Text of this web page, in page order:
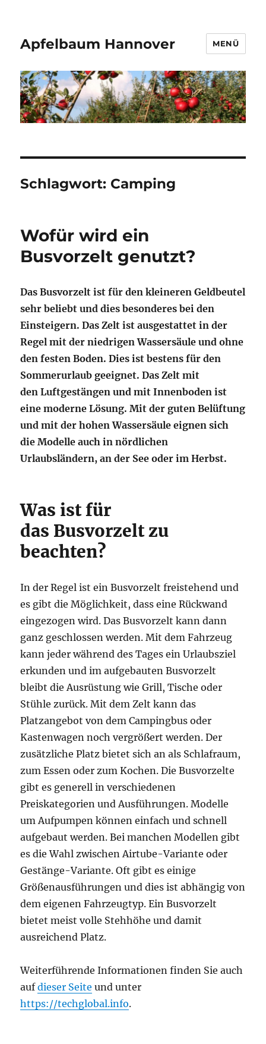
Apfelbaum Hannover MENÜ
Schlagwort: Camping
Wofür wird ein
Busvorzelt genutzt?
Das Busvorzelt ist für den kleineren Geldbeutel
sehr beliebt und dies besonderes bei den
Einsteigern. Das Zelt ist ausgestattet in der
Regel mit der niedrigen Wassersäule und ohne
den festen Boden. Dies ist bestens für den
Sommerurlaub geeignet. Das Zelt mit
den Luftgestängen und mit Innenboden ist
eine moderne Lösung. Mit der guten Belüftung
und mit der hohen Wassersäule eignen sich
die Modelle auch in nördlichen
Urlaubsländern, an der See oder im Herbst.
Was ist für
das Busvorzelt zu
beachten?
In der Regel ist ein Busvorzelt freistehend und
es gibt die Möglichkeit, dass eine Rückwand
eingezogen wird. Das Busvorzelt kann dann
ganz geschlossen werden. Mit dem Fahrzeug
kann jeder während des Tages ein Urlaubsziel
erkunden und im aufgebauten Busvorzelt
bleibt die Ausrüstung wie Grill, Tische oder
Stühle zurück. Mit dem Zelt kann das
Platzangebot von dem Campingbus oder
Kastenwagen noch vergrößert werden. Der
zusätzliche Platz bietet sich an als Schlafraum,
zum Essen oder zum Kochen. Die Busvorzelte
gibt es generell in verschiedenen
Preiskategorien und Ausführungen. Modelle
um Aufpumpen können einfach und schnell
aufgebaut werden. Bei manchen Modellen gibt
es die Wahl zwischen Airtube-Variante oder
Gestänge-Variante. Oft gibt es einige
Größenausführungen und dies ist abhängig von
dem eigenen Fahrzeugtyp. Ein Busvorzelt
bietet meist volle Stehhöhe und damit
ausreichend Platz.
Weiterführende Informationen finden Sie auch
aufdieser Seite und unter
https://techglobal.info.